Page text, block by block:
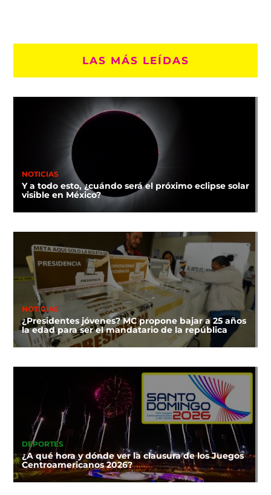
LAS MÁS LEÍDAS
NOTICIAS
Y a todo esto, ¿cuándo será el próximo eclipse solar
visible en México?
NOTICIAS
¿Presidentes jóvenes? MC propone bajar a 25 años
la edad para ser el mandatario de la república
DEPORTES
¿A qué hora y dónde ver la clausura de los Juegos
Centroamericanos 2026?